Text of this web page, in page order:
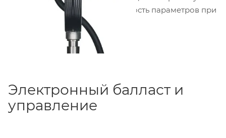
лампы и обеспечивая стабильность параметров при
длительной эксплуатации.
Электронный балласт и
управление